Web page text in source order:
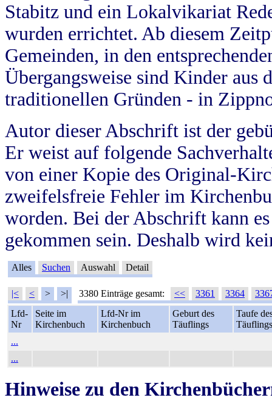
Stabitz und ein Lokalvikariat
wurden errichtet. Ab diesem
Gemeinden, in den
Übergangsweise sind Kinder aus
traditionellen Gründen - in
Autor dieser Abschrift ist der
Er weist auf folgende
von einer Kopie des Original-
zweifelsfreie Fehler im
worden. Bei der Abschrift kann
gekommen sein. Deshalb wird
Alles Suchen Auswahl Detail
|< < > >| 3380 Einträge gesamt: << 3361 3364
Lfd-
Nr
Seite im
Kirchenbuch
Lfd-Nr im
Kirchenbuch
Geburt des
Täuflings
Taufe
Täuflings
...
...
Hinweise zu den